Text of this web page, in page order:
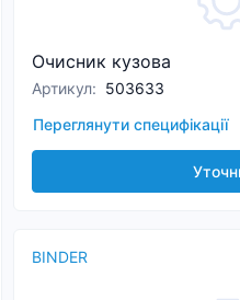
Очисник кузова
Артикул: 503633
Переглянути специфікації
BINDER